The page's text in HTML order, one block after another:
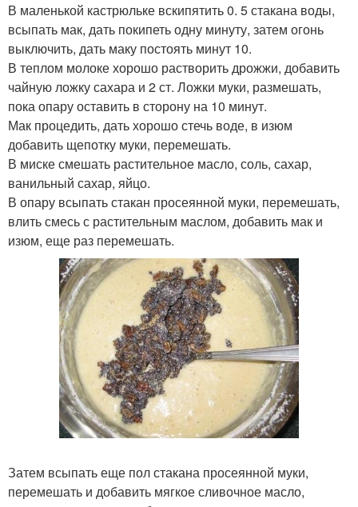
В маленькой кастрюльке вскипятить 0. 5 стакана воды,
всыпать мак, дать покипеть одну минуту, затем огонь
выключить, дать маку постоять минут 10.
В теплом молоке хорошо растворить дрожжи, добавить
чайную ложку сахара и 2 ст. Ложки муки, размешать,
пока опару оставить в сторону на 10 минут.
Мак процедить, дать хорошо стечь воде, в изюм
добавить щепотку муки, перемешать.
В миске смешать растительное масло, соль, сахар,
ванильный сахар, яйцо.
В опару всыпать стакан просеянной муки, перемешать,
влить смесь с растительным маслом, добавить мак и
изюм, еще раз перемешать.
Затем всыпать еще пол стакана просеянной муки,
перемешать и добавить мягкое сливочное масло,